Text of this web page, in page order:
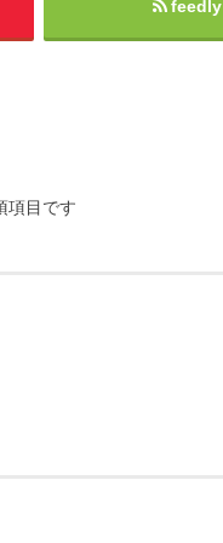
feedly
項目です